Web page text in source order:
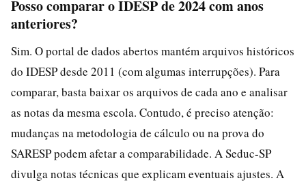
Posso comparar o IDESP de 2024 com anos
anteriores?
Sim. O portal de dados abertos mantém arquivos históricos
do IDESP desde 2011 (com algumas interrupções). Para
comparar, basta baixar os arquivos de cada ano e analisar
as notas da mesma escola. Contudo, é preciso atenção:
mudanças na metodologia de cálculo ou na prova do
SARESP podem afetar a comparabilidade. A Seduc-SP
divulga notas técnicas que explicam eventuais ajustes. A